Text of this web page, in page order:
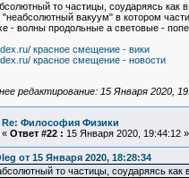
то частицы, соударяясь как
"неабсолютный вакуум" в котором
- волны продольные а световые -
красное смещение - вики
красное смещение - новости
редактирование: 15 Января 2020,
Re: Философия Физики
« Ответ #22 : 15 Января 2020, 19:44:12 »
от 15 Января 2020, 18:28:34
то частицы, соударяясь как